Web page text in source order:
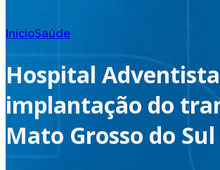
InícioSaúde
Hospital
implantação do
Mato Grosso do Sul